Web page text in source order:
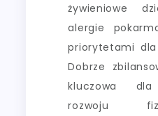
żywieniowe
alergie
priorytetami
Dobrze
kluczowa dla
rozwoju